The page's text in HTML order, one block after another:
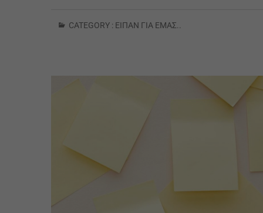
CATEGORY : ΕΊΠΑΝ ΓΙΑ ΕΜΆΣ..